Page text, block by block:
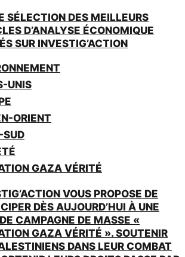
SÉLECTION DES MEILLEURS
D’ANALYSE ÉCONOMIQUE
SUR INVESTIG’ACTION
UNIS
ORIENT
SUD
GAZA VÉRITÉ
VOUS PROPOSE DE
DÈS AUJOURD’HUI À UNE
CAMPAGNE DE MASSE «
GAZA VÉRITÉ ». SOUTENIR
DANS LEUR COMBAT